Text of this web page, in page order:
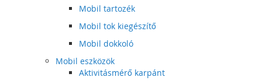
Mobil tartozék
Mobil tok kiegészítő
Mobil dokkoló
Mobil eszközök
Aktivitásmérő karpánt